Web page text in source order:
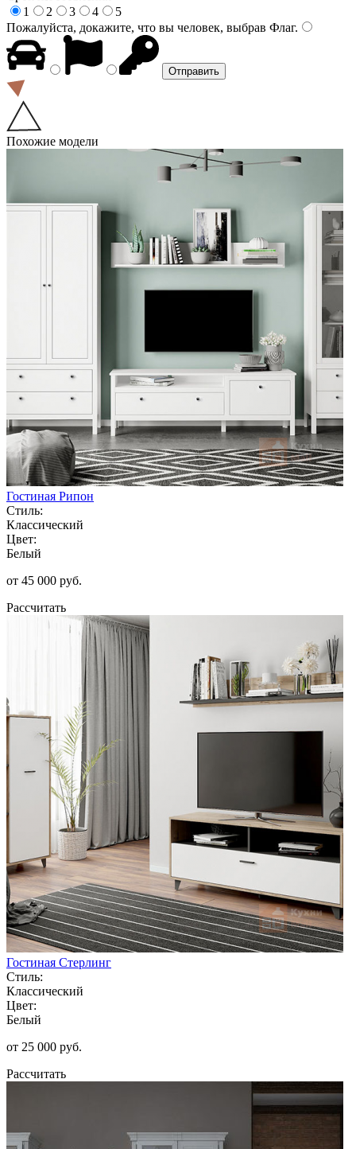
1
2 3 4
5
Пожалуйста, докажите, что вы человек, выбрав Флаг.
Похожие модели
Гостиная Рипон
Стиль:
Классический
Цвет:
Белый
от 45 000 руб.
Рассчитать
Гостиная Стерлинг
Стиль:
Классический
Цвет:
Белый
от 25 000 руб.
Рассчитать